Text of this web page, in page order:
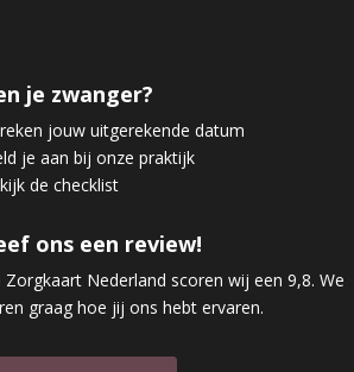
je zwanger?
jouw uitgerekende datum
je aan bij onze praktijk
de checklist
ons een review!
Zorgkaart Nederland scoren wij een 9,8. We
graag hoe jij ons hebt ervaren.